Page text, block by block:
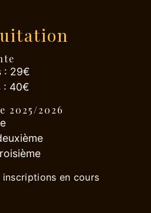
: 29€
: 40€
2025/2026
en cours